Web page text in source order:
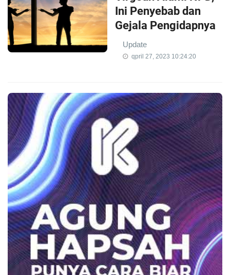
Ini Penyebab dan
Gejala Pengidapnya
Update
qpril 27, 2023 10:24:20